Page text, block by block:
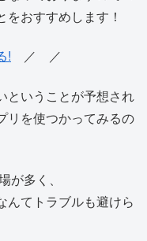
おすすめします！
! ／ ／
ということが予想され
リを使つかってみるの
多く、
んてトラブルも避けら